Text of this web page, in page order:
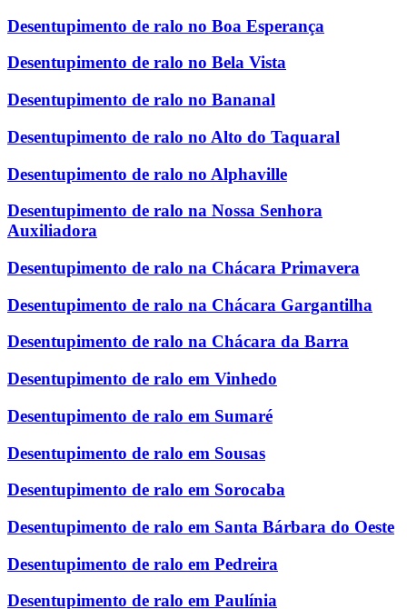
Desentupimento de ralo no Boa Esperança
Desentupimento de ralo no Bela Vista
Desentupimento de ralo no Bananal
Desentupimento de ralo no Alto do Taquaral
Desentupimento de ralo no Alphaville
Desentupimento de ralo na Nossa Senhora
Auxiliadora
Desentupimento de ralo na Chácara Primavera
Desentupimento de ralo na Chácara Gargantilha
Desentupimento de ralo na Chácara da Barra
Desentupimento de ralo em Vinhedo
Desentupimento de ralo em Sumaré
Desentupimento de ralo em Sousas
Desentupimento de ralo em Sorocaba
Desentupimento de ralo em Santa Bárbara do Oeste
Desentupimento de ralo em Pedreira
Desentupimento de ralo em Paulínia